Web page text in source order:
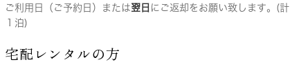
ご利用日（ご予約日）または翌日 にご返却をお願い致します。(計
１泊)
宅配レンタルの方